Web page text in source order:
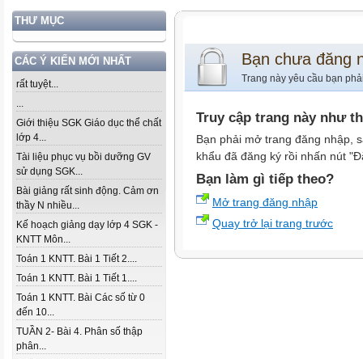
THƯ MỤC
CÁC Ý KIẾN MỚI NHẤT
rất tuyệt...
...
Giới thiệu SGK Giáo dục thể chất
lớp 4...
Tài liệu phục vụ bồi dưỡng GV
sử dụng SGK...
Bài giảng rất sinh động. Cảm ơn
thầy N nhiều...
Kế hoạch giảng dạy lớp 4 SGK -
KNTT Môn...
Toán 1 KNTT. Bài 1 Tiết 2....
Toán 1 KNTT. Bài 1 Tiết 1....
Toán 1 KNTT. Bài Các số từ 0
đến 10...
TUẦN 2- Bài 4. Phân số thập
phân...
Bạn chưa đăng
Trang này yêu cầu bạn
Truy cập trang này như
Bạn phải mở trang đăng nhập,
khẩu đã đăng ký rồi nhấn nút
Bạn làm gì tiếp theo?
Mở trang đăng nhập
Quay trở lại trang trước